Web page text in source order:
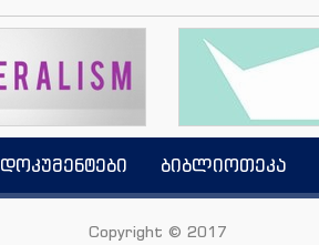
დოკუმენტები ბიბლიოთეკა
Copyright © 2017